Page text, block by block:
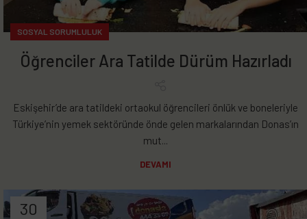
SOSYAL SORUMLULUK
Öğrenciler Ara Tatilde Dürüm Hazırladı
Eskişehir’de ara tatildeki ortaokul öğrencileri önlük ve boneleriyle
Türkiye’nin yemek sektöründe önde gelen markalarından Donas’ın
mut...
DEVAMI
30